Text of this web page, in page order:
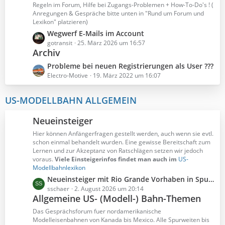
Regeln im Forum, Hilfe bei Zugangs-Problemen + How-To-Do's ! (
Anregungen & Gespräche bitte unten in "Rund um Forum und
Lexikon" platzieren)
L
e
t
z
t
e
e
t
r
ä
g
e
Wegwerf E-Mails im Account
gotransit 25. März 2026 um 16:57
Archiv
L
e
t
z
t
e
B
e
i
t
r
ä
g
e
Probleme bei neuen Registrierungen als User ???
Electro-Motive 19. März 2022 um 16:07
US-MODELLBAHN ALLGEMEIN
Neueinsteiger
Hier können Anfängerfragen gestellt werden, auch wenn sie evtl.
schon einmal behandelt wurden. Eine gewisse Bereitschaft zum
Lernen und zur Akzeptanz von Ratschlägen setzen wir jedoch
voraus.Viele Einsteigerinfos findet man auch im US-
Modellbahnlexikon
L
e
t
z
t
Neueinsteiger mit Rio Grande Vorhaben in Spur N
sschaer 2. August 2026 um 20:14
Allgemeine US- (Modell-) Bahn-Themen
Das Gesprächsforum fuer nordamerikanische
Modelleisenbahnen von Kanada bis Mexico. Alle Spurweiten bis